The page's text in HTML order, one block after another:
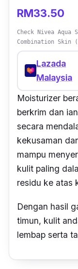
RM33.50
Check Nivea Aqua
Combination Skin
Lazada
Malaysia
Moisturizer
berkrim dan
secara
kekusaman
mampu
kulit paling
residu ke atas
Dengan hasil
timun, kulit
lembap serta